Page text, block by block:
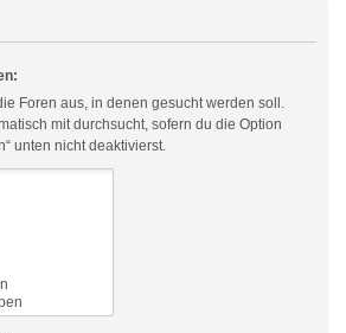
Foren aus, in denen gesucht werden soll.
mit durchsucht, sofern du die Option
unten nicht deaktivierst.